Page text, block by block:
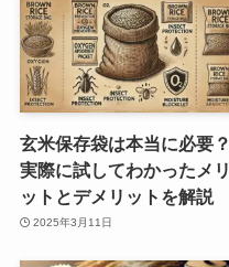
玄米保存袋は本当に必要？
実際に試してわかったメリ
ットとデメリットを解説
2025年3月11日